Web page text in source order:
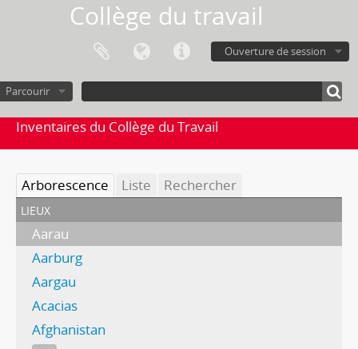
Collège du travail
Ouverture de session
Parcourir
Inventaires du Collège du Travail
Arborescence Liste Rechercher
lieux
Aarau
Aarburg
Aargau
Acacias
Afghanistan